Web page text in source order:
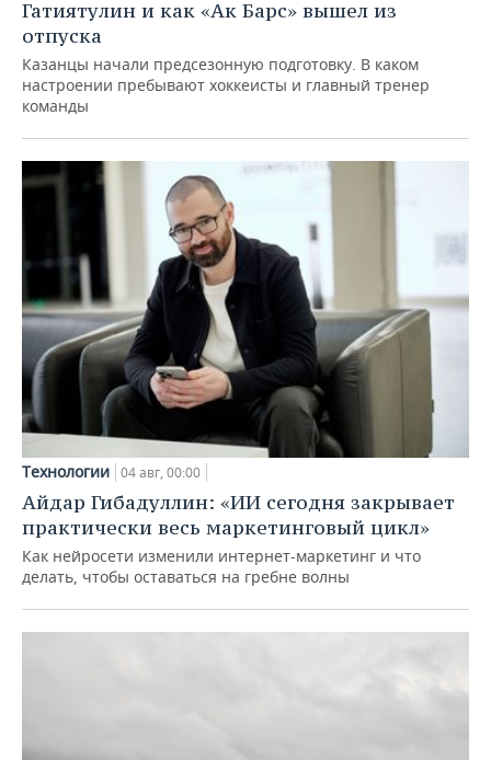
Гатиятулин и как «Ак Барс» вышел из
отпуска
Казанцы начали предсезонную подготовку. В каком
настроении пребывают хоккеисты и главный тренер
команды
Технологии 04 авг, 00:00
Айдар Гибадуллин: «ИИ сегодня закрывает
практически весь маркетинговый цикл»
Как нейросети изменили интернет-маркетинг и что
делать, чтобы оставаться на гребне волны